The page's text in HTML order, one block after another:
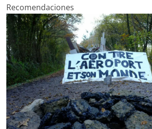
Recomendaciones